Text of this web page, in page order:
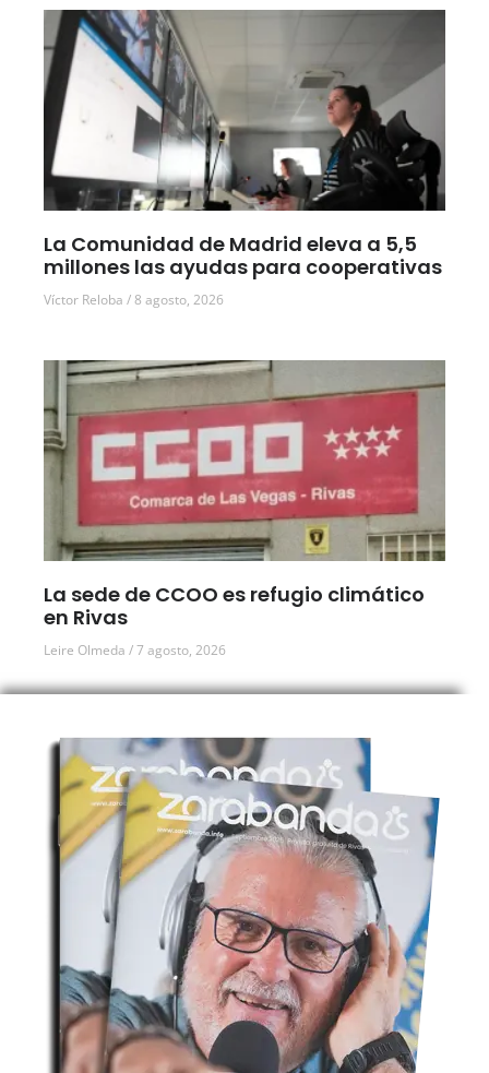
La Comunidad de Madrid eleva a 5,5
millones las ayudas para cooperativas
Víctor Reloba 8 agosto, 2026
La sede de CCOO es refugio climático
en Rivas
Leire Olmeda 7 agosto, 2026